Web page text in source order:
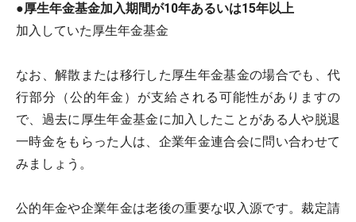
●厚生年金基金加入期間が10年あるいは15年以上
加入していた厚生年金基金
なお、解散または移行した厚生年金基金の場合でも、代
行部分（公的年金）が支給される可能性がありますの
で、過去に厚生年金基金に加入したことがある人や脱退
一時金をもらった人は、企業年金連合会に問い合わせて
みましょう。
公的年金や企業年金は老後の重要な収入源です。裁定請